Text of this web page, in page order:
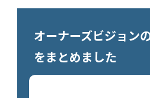
オーナーズビジョン
をまとめました